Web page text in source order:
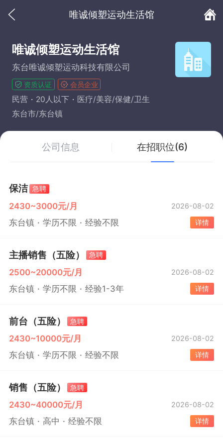
唯诚倾塑运动生活馆
唯诚倾塑运动生活馆
东台唯诚倾塑运动科技有限公司
资质认证 会员企业
民营 20人以下
医疗/美容/保健/卫生
东台市/东台镇
公司信息 在招职位(6)
保洁 急聘
2430~3000元/月 2026-08-02
东台镇 学历不限 经验不限 详情
主播销售（五险） 急聘
2500~20000元/月 2026-08-02
东台镇 学历不限 经验1-3年 详情
前台（五险） 急聘
2430~10000元/月 2026-08-02
东台镇 学历不限 经验不限 详情
销售（五险） 急聘
2430~40000元/月 2026-08-02
东台镇 高中 经验不限 详情